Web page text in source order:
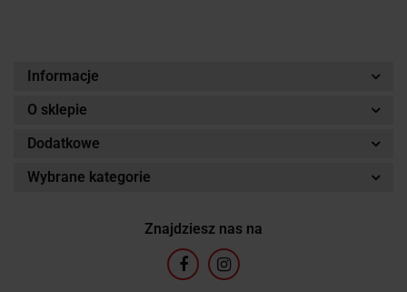
Informacje
O sklepie
Dodatkowe
Wybrane kategorie
Znajdziesz nas na